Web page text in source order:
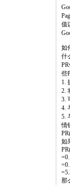
值
如
什
些
1.
2.
3.
4.
5.
情
如
那